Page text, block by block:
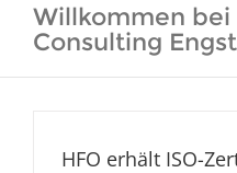
Willkommen bei
Consulting
HFO erhält ISO-